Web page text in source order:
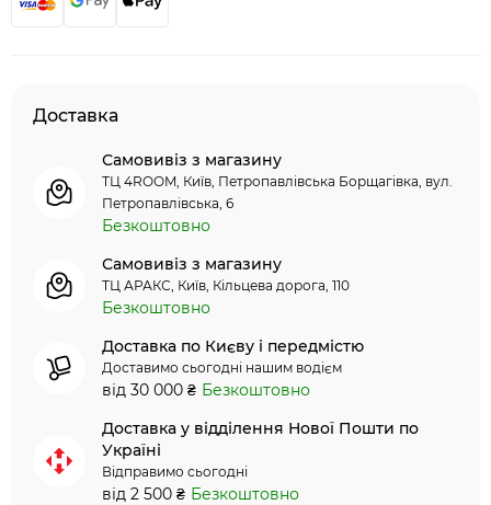
Доставка
Самовивіз з магазину
ТЦ 4ROOM, Київ, Петропавлівська Борщагівка, вул.
Петропавлівська, 6
Безкоштовно
Самовивіз з магазину
ТЦ АРАКС, Київ, Кільцева дорога, 110
Безкоштовно
Доставка по Києву і передмістю
Доставимо сьогодні нашим водієм
від 30 000 ₴ Безкоштовно
Доставка у відділення Нової Пошти по
Україні
Відправимо сьогодні
від 2 500 ₴ Безкоштовно